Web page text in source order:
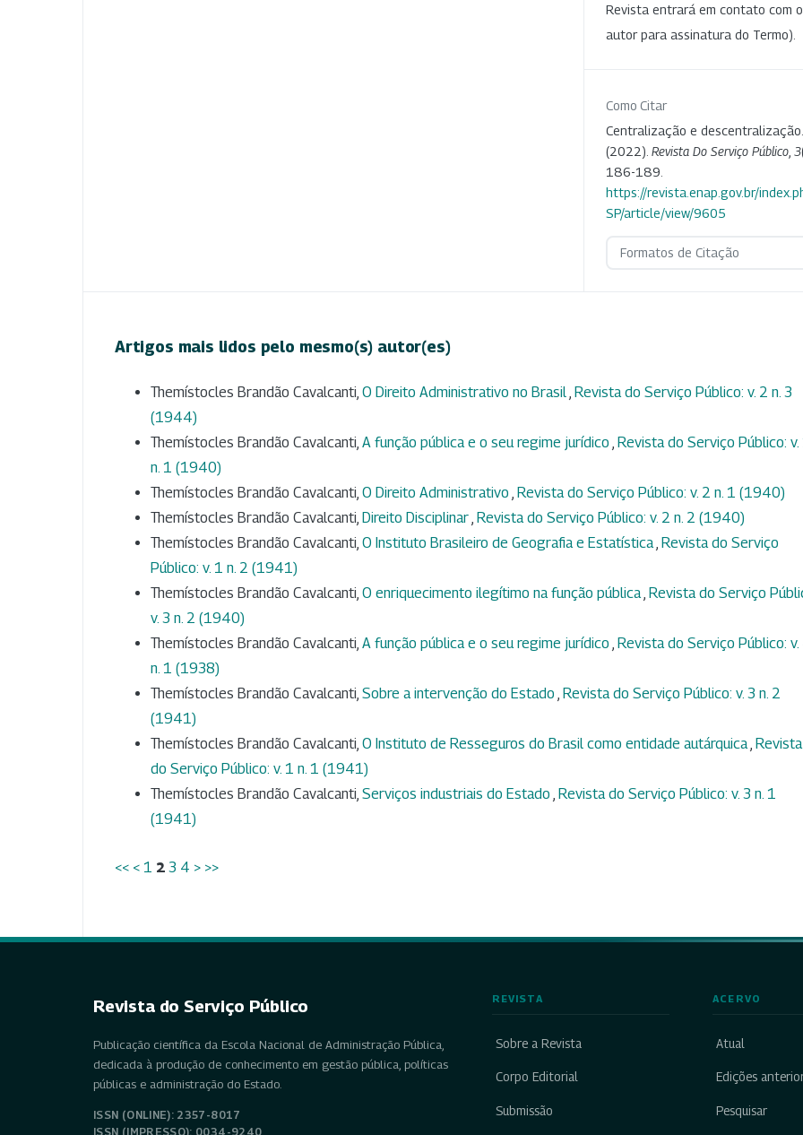
Revista entrará em contato com o
autor para assinatura do Termo).
Como Citar
Centralização e descentralização.
(2022). Revista Do Serviço Público 3
186-189.
https://revista.enap.gov.br/
SP/article/view/9605
Formatos de Citação
Artigos mais lidos pelo mesmo(s) autor(es)
Themístocles Brandão Cavalcanti, O Direito Administrativo no Brasil, Revista do Serviço Público: v. 2 n. 3
(1944)
Themístocles Brandão Cavalcanti, A função pública e o seu regime jurídico , Revista do Serviço Público: v.
n. 1 (1940)
Themístocles Brandão Cavalcanti, O Direito Administrativo , Revista do Serviço Público: v. 2 n. 1 (1940)
Themístocles Brandão Cavalcanti, Direito Disciplinar, Revista do Serviço Público: v. 2 n. 2 (1940)
Themístocles Brandão Cavalcanti, O Instituto Brasileiro de Geografia e Estatística, Revista do Serviço
Público: v. 1 n. 2 (1941)
Themístocles Brandão Cavalcanti, O enriquecimento ilegítimo na função pública, Revista do Serviço
v. 3 n. 2 (1940)
Themístocles Brandão Cavalcanti, A função pública e o seu regime jurídico , Revista do Serviço Público: v.
n. 1 (1938)
Themístocles Brandão Cavalcanti, Sobre a intervenção do Estado , Revista do Serviço Público: v. 3 n. 2
(1941)
Themístocles Brandão Cavalcanti, O Instituto de Resseguros do Brasil como entidade autárquica, Revista
do Serviço Público: v. 1 n. 1 (1941)
Themístocles Brandão Cavalcanti, Serviços industriais do Estado , Revista do Serviço Público: v. 3 n. 1
(1941)
<< < 1 2 3 4 > >>
Revista do Serviço Público
Publicação científica da Escola Nacional de Administração Pública,
dedicada à produção de conhecimento em gestão pública, políticas
públicas e administração do Estado.
ISSN (ONLINE): 2357-8017
ISSN (IMPRESSO): 0034-9240
REVISTA
Sobre a Revista
Corpo Editorial
Submissão
ACERVO
Atual
Edições
Pesquisar